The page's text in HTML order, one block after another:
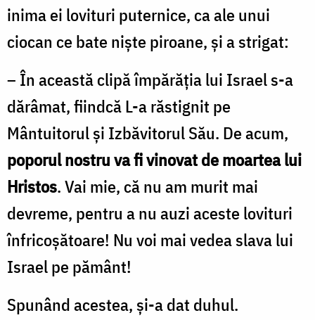
inima ei lovituri puternice, ca ale unui
ciocan ce bate nişte piroane, şi a strigat:
– În această clipă împărăţia lui Israel s-a
dărâmat, fiindcă L-a răstignit pe
Mântuitorul şi Izbăvitorul Său. De acum,
poporul nostru va fi vinovat de moartea lui
Hristos. Vai mie, că nu am murit mai
devreme, pentru a nu auzi aceste lovituri
înfricoşătoare! Nu voi mai vedea slava lui
Israel pe pământ!
Spunând acestea, şi-a dat duhul.